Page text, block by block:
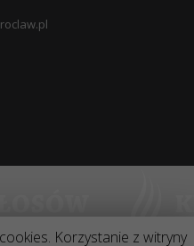
Korzystanie z witryny